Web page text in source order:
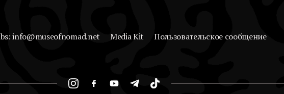
info@museofnomad.net Media Kit Пользовательское сообщение